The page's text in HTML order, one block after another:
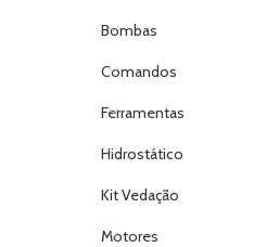
Bombas
Comandos
Ferramentas
Hidrostático
Kit Vedação
Motores